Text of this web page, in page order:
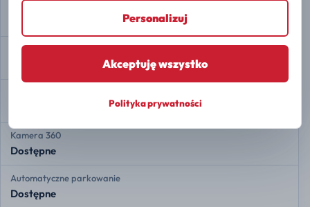
Adaptacyjny tempomat
Przednie czujniki radarowe
Kamera 360
Dostępne
Automatyczne parkowanie
Dostępne
Personalizuj
Akceptuję wszystko
Polityka prywatności